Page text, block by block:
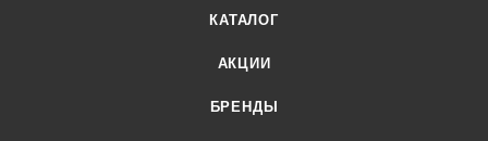
КАТАЛОГ
АКЦИИ
БРЕНДЫ